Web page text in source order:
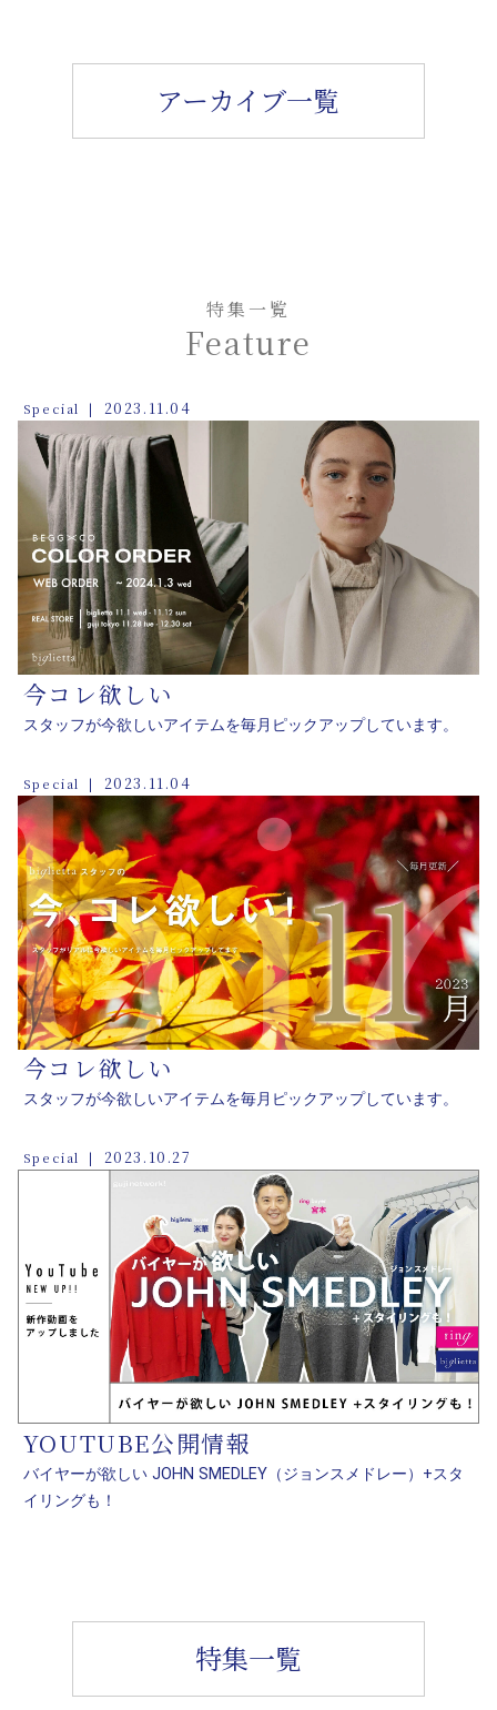
アーカイブ一覧
特集一覧
Feature
Special 2023.11.04
今コレ欲しい
スタッフが今欲しいアイテムを毎月ピックアップしています。
Special 2023.11.04
今コレ欲しい
スタッフが今欲しいアイテムを毎月ピックアップしています。
Special 2023.10.27
YOUTUBE公開情報
バイヤーが欲しい JOHN SMEDLEY（ジョンスメドレー）+スタ
イリングも！
特集一覧